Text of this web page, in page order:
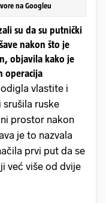
na Googleu
su da su putnički
nakon što je
objavila kako je
operacija
vlastite i
srušila ruske
prostor nakon
je to nazvala
prvi put da se
već više od dvije